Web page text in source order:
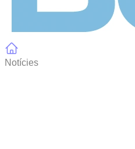
Notícies